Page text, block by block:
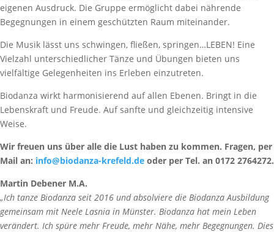
eigenen Ausdruck. Die Gruppe ermöglicht dabei nährende
Begegnungen in einem geschützten Raum miteinander.
Die Musik lässt uns schwingen, fließen, springen…LEBEN! Eine
Vielzahl unterschiedlicher Tänze und Übungen bieten uns
vielfältige Gelegenheiten ins Erleben einzutreten.
Biodanza wirkt harmonisierend auf allen Ebenen. Bringt in die
Lebenskraft und Freude. Auf sanfte und gleichzeitig intensive
Weise.
Wir freuen uns über alle die Lust haben zu kommen. Fragen, per
Mail an: info@biodanza-krefeld.de oder per Tel. an 0172 2764272.
Martin Debener M.A.
„Ich tanze Biodanza seit 2016 und absolviere die Biodanza Ausbildung
gemeinsam mit Neele Lasnia in Münster. Biodanza hat mein Leben
verändert. Ich spüre mehr Freude, mehr Nähe, mehr Begegnungen. Dies